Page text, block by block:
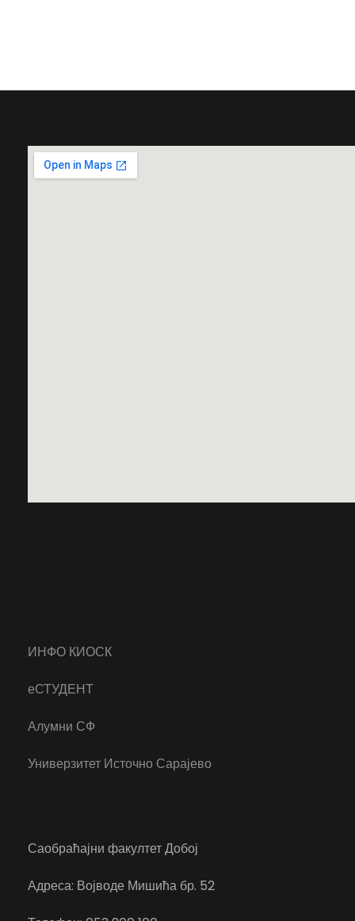
ИНФО КИОСК
еСТУДЕНТ
Алумни СФ
Универзитет Источно Сарајево
Саобраћајни факултет Добој
Адреса: Војводе Мишића бр. 52